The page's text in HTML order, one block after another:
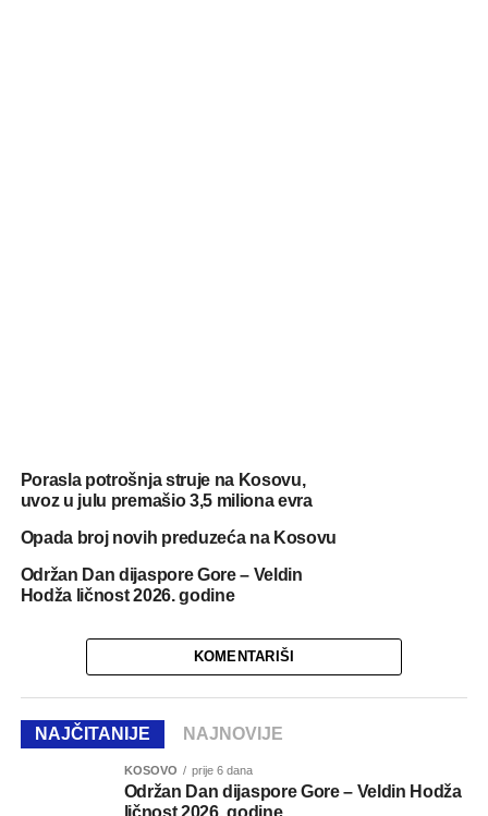
Porasla potrošnja struje na Kosovu,
uvoz u julu premašio 3,5 miliona evra
Opada broj novih preduzeća na Kosovu
Održan Dan dijaspore Gore – Veldin
Hodža ličnost 2026. godine
KOMENTARIŠI
NAJČITANIJE NAJNOVIJE
KOSOVO prije 6 dana
Održan Dan dijaspore Gore – Veldin Hodža
ličnost 2026. godine